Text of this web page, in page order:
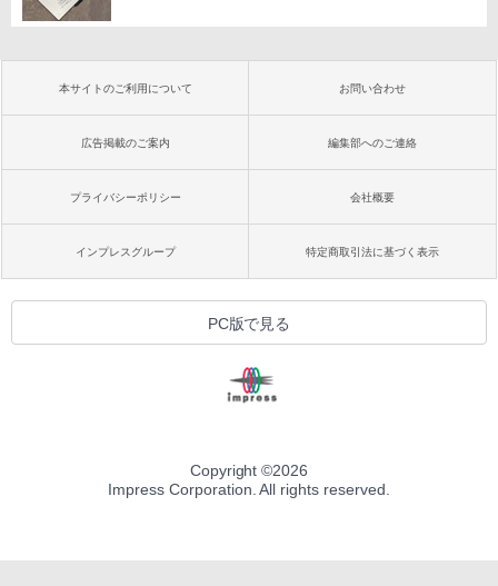
本サイトのご利用について お問い合わせ
広告掲載のご案内 編集部へのご連絡
プライバシーポリシー 会社概要
インプレスグループ 特定商取引法に基づく表示
PC版で見る
Copyright ©2026
Impress Corporation. All rights reserved.